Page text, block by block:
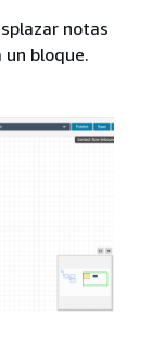
notas
bloque.